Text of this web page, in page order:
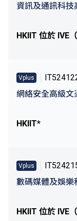
資訊及通訊科技
HKIIT 位於 IVE
Vplus
網絡安全高級文
HKIIT*
Vplus
數碼媒體及娛樂
HKIIT 位於 IVE